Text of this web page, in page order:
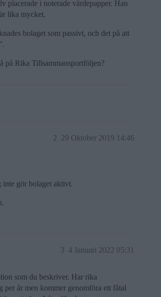
placerade i noterade värdepapper. Han
lika mycket.
bolaget som passivt, och det på att
på Rika Tillsammansportföljen?
29 Oktober 2019 14:46
2
gör bolaget aktivt.
4 Januari 2022 05:31
3
som du beskriver. Har rika
år men kommer genomföra ett fåtal